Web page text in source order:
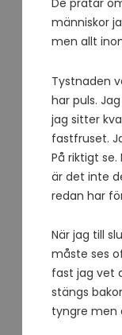
De pratar
människor
men allt
Tystnaden
har puls.
jag sitter
fastfruset.
På riktigt
är det inte
redan har
När jag till
måste ses
fast jag vet
stängs
tyngre men